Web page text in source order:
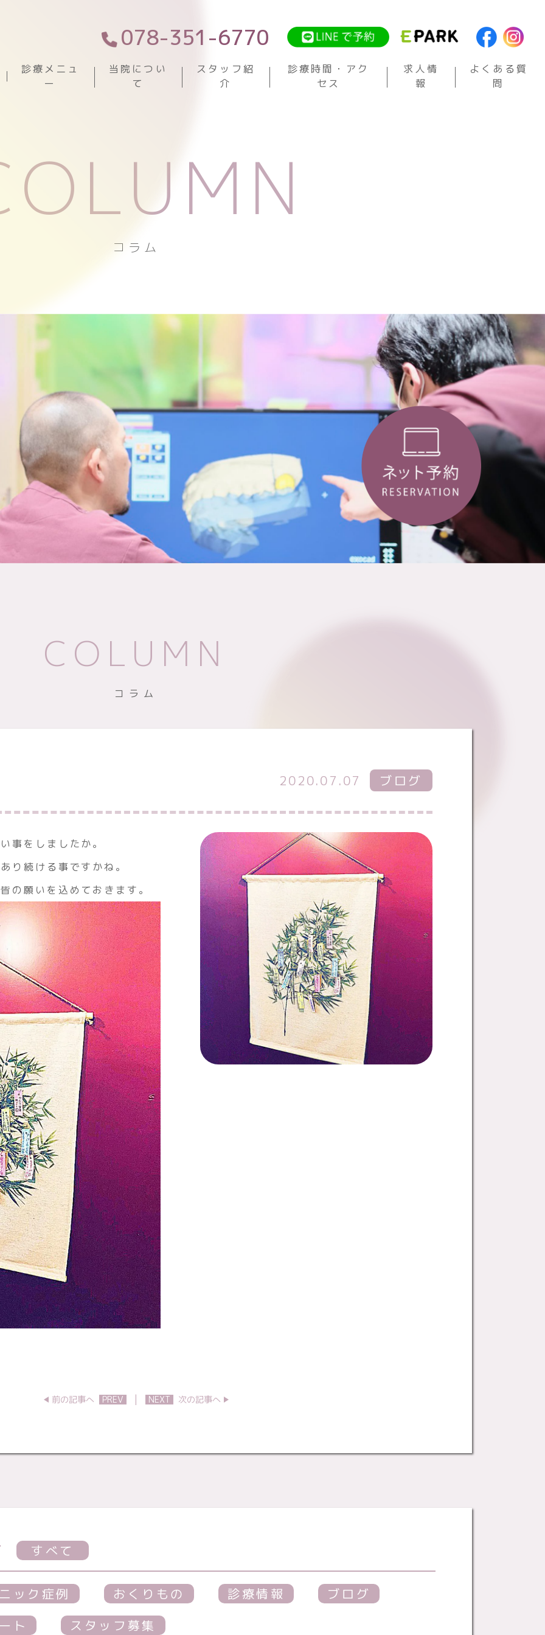
078-351-6770
診療メニュ
ー
当院につい
て
スタッフ紹
介
診療時間・アク
セス
求人情
報
よくある質
問
コラム
COLUMN
コラム
2020.07.07 ブログ
事をしましたか。
り続ける事ですかね。
の願いを込めておきます。
前の記事へ PREV | NEXT 次の記事へ
すべて
ック症例 おくりもの 診療情報
ブログ
ト
スタッフ募集